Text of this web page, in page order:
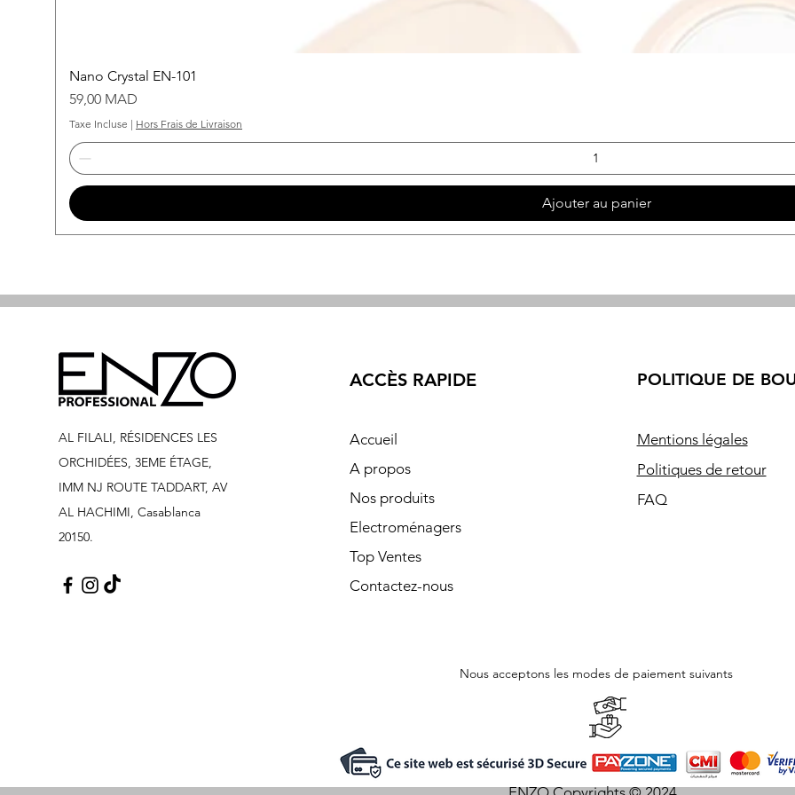
Nano Crystal EN-101
Prix
59,00 MAD
Taxe Incluse | Hors Frais de Livraison
Ajouter au panier
AL FILALI, RÉSIDENCES LES
ORCHIDÉES, 3EME ÉTAGE,
IMM NJ ROUTE TADDART, AV
AL HACHIMI, Casablanca
20150.
ACCÈS RAPIDE
Accueil
A propos
Nos produits
Electroménagers
Top Ventes
Contactez-nous
POLITIQUE DE
Mentions légales
Politiques de retour
FAQ
Nous acceptons les modes de paiement suivants